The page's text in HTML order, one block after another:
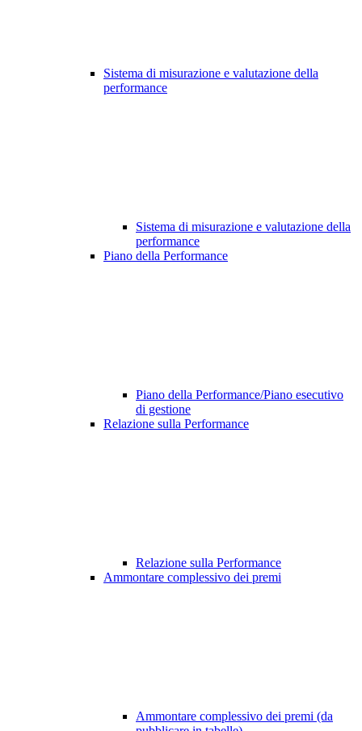
Sistema di misurazione e valutazione della
performance
Sistema di misurazione e valutazione della
performance
Piano della Performance
Piano della Performance/Piano esecutivo
di gestione
Relazione sulla Performance
Relazione sulla Performance
Ammontare complessivo dei premi
Ammontare complessivo dei premi (da